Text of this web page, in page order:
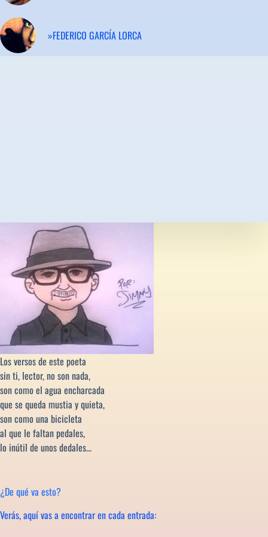
»FEDERICO GARCÍA LORCA
Los versos de este poeta
sin ti, lector, no son nada,
son como el agua encharcada
que se queda mustia y quieta,
son como una bicicleta
al que le faltan pedales,
lo inútil de unos dedales...
¿De qué va esto?
Verás, aquí vas a encontrar en cada entrada: